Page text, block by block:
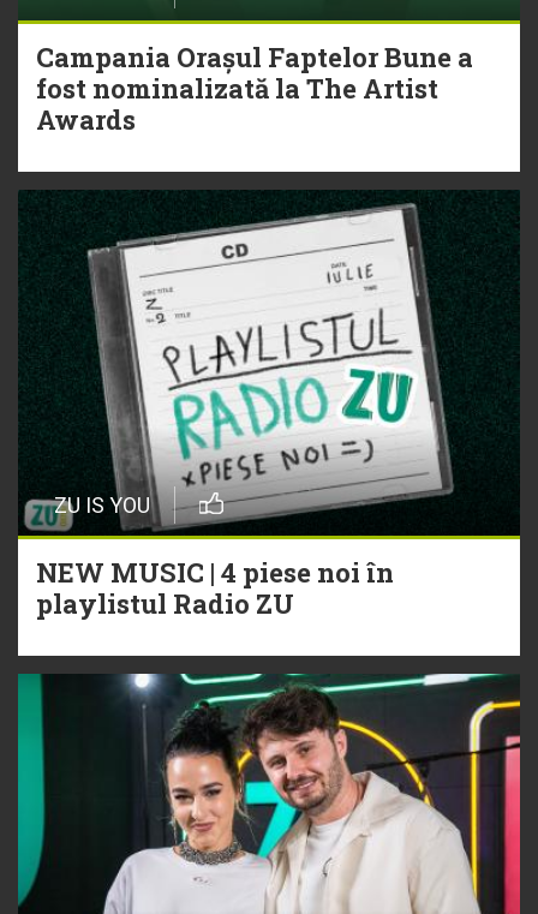
Campania Orașul Faptelor Bune a
fost nominalizată la The Artist
Awards
ZU IS YOU
NEW MUSIC | 4 piese noi în
playlistul Radio ZU